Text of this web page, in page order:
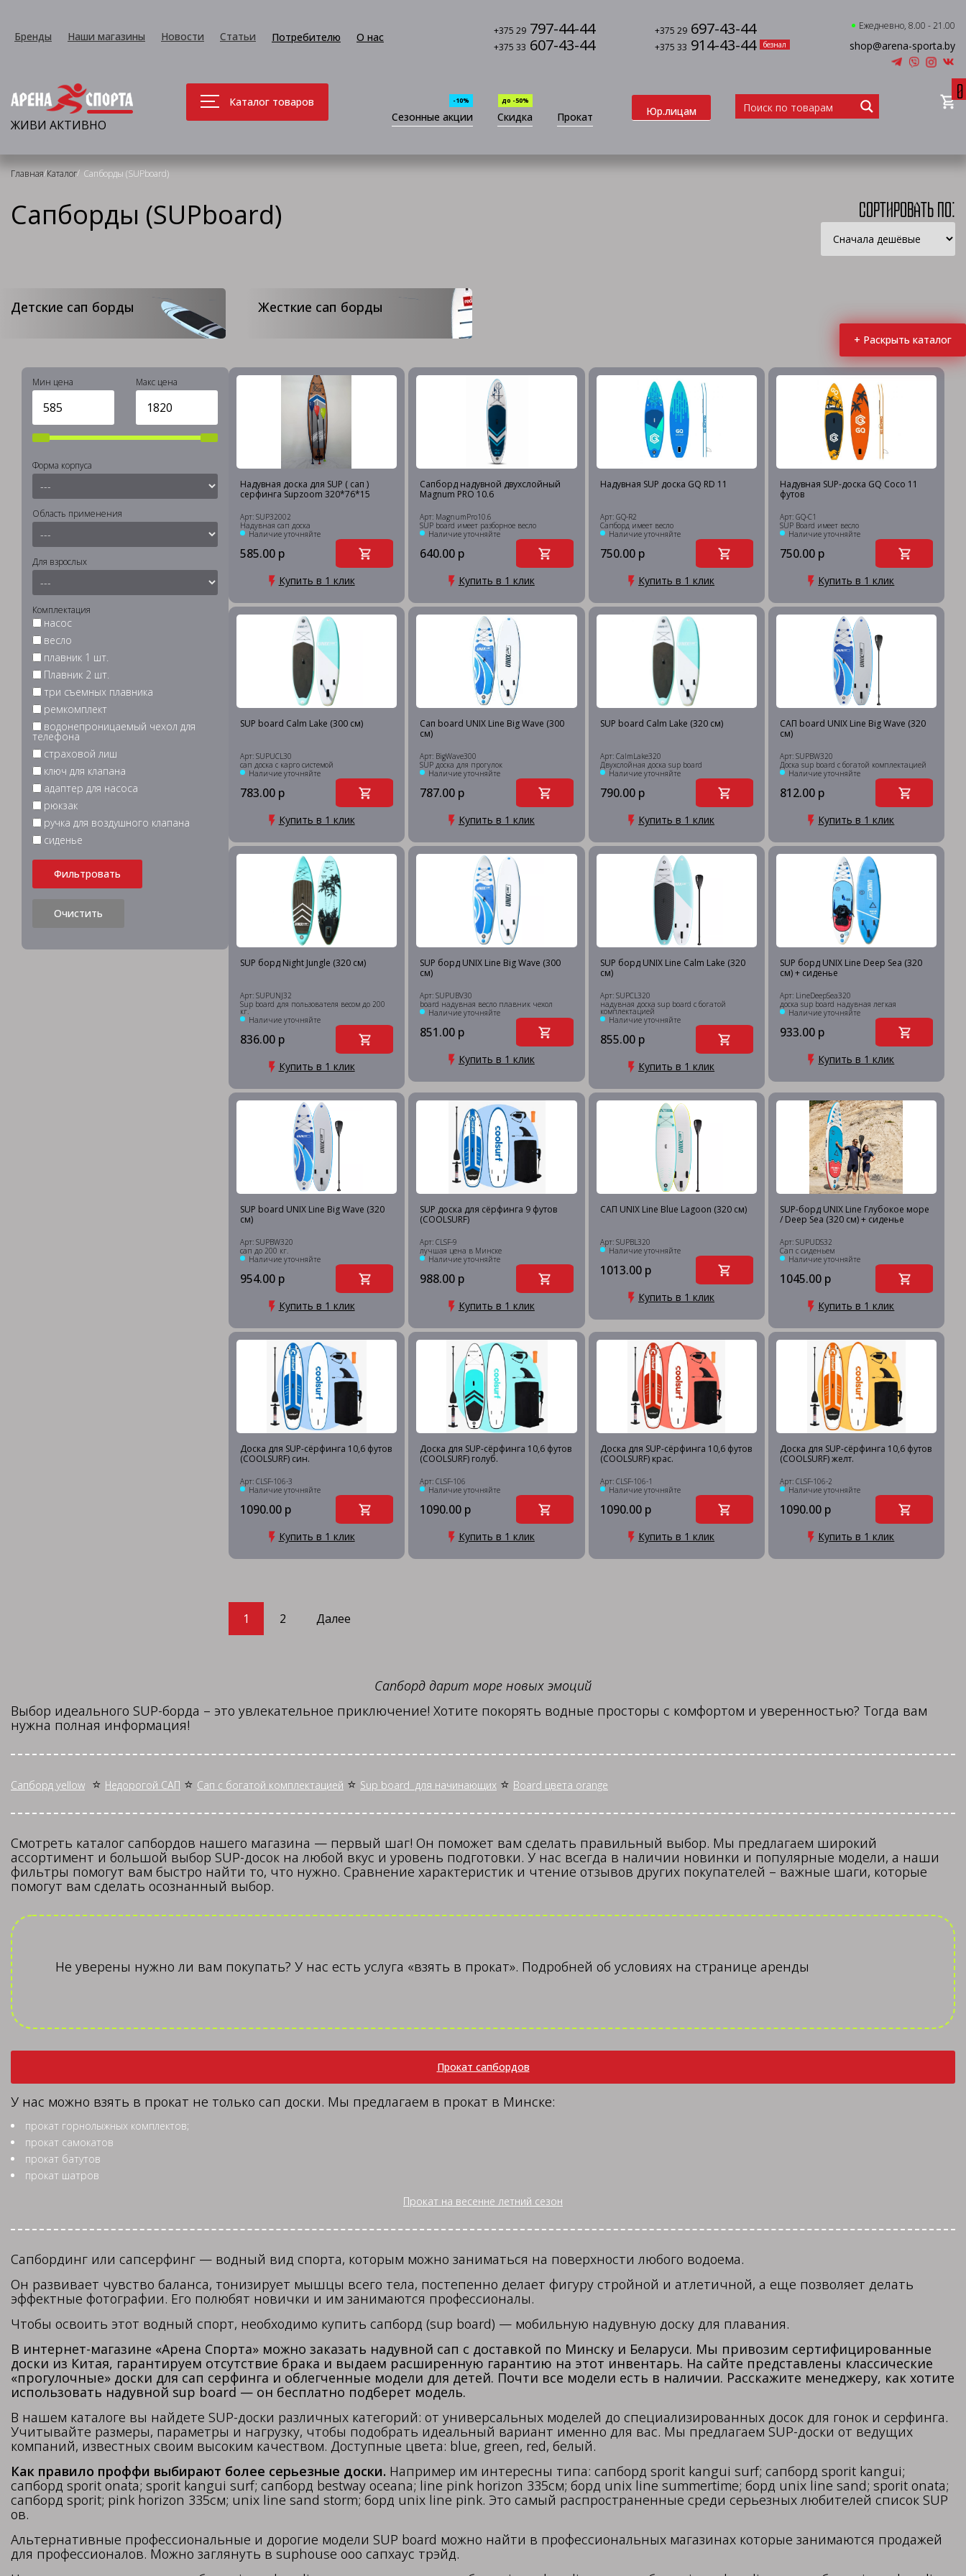
Бренды Наши магазины Новости Статьи Потребителю О нас +375 29 797-44-44 +375 29 697-43-44
+375 33 607-43-44 +375 33 914-43-44 безнал
Ежедневно, 8.00 - 21.00
shop@arena-sporta.by
ЖИВИ АКТИВНО
Каталог товаров
Сезонные акции
-10%
Скидка
до -50%
Прокат Юр.лицам
0
Главная/Каталог/ Сапборды (SUPboard)
Сапборды (SUPboard) Сортировать по:
Детские сап борды Жесткие сап борды
+ Раскрыть каталог
Мин цена Макс цена
Форма корпуса
Область применения
Для взрослых
Комплектация
насос
весло
плавник 1 шт.
Плавник 2 шт.
три съемных плавника
ремкомплект
водонепроницаемый чехол для
телефона
страховой лиш
ключ для клапана
адаптер для насоса
рюкзак
ручка для воздушного клапана
сиденье
Фильтровать
Очистить
Надувная доска для SUP ( сап )
серфинга Supzoom 320*76*15
Арт: SUP32002
Надувная сап доска
Наличие уточняйте
585.00 р
Купить в 1 клик
Сапборд надувной двухслойный
Magnum PRO 10.6
Арт: MagnumPro10.6
SUP board имеет разборное весло
Наличие уточняйте
640.00 р
Купить в 1 клик
Надувная SUP доска GQ RD 11
Арт: GQ-R2
Сапборд имеет весло
Наличие уточняйте
750.00 р
Купить в 1 клик
Надувная SUP-доска GQ Coco 11
футов
Арт: GQ-C1
SUP Board имеет весло
Наличие уточняйте
750.00 р
Купить в 1 клик
SUP board Calm Lake (300 см)
Арт: SUPUCL30
сап доска с карго системой
Наличие уточняйте
783.00 р
Купить в 1 клик
Сап board UNIX Line Big Wave (300
см)
Арт: BigWave300
SUP доска для прогулок
Наличие уточняйте
787.00 р
Купить в 1 клик
SUP board Calm Lake (320 см)
Арт: CalmLake320
Двухслойная доска sup board
Наличие уточняйте
790.00 р
Купить в 1 клик
САП board UNIX Line Big Wave (320
см)
Арт: SUPBW320
Доска sup board с богатой комплектацией
Наличие уточняйте
812.00 р
Купить в 1 клик
SUP борд Night Jungle (320 см)
Арт: SUPUNJ32
Sup board для пользователя весом до 200
кг.
Наличие уточняйте
836.00 р
Купить в 1 клик
SUP борд UNIX Line Big Wave (300
см)
Арт: SUPUBV30
board надувная весло плавник чехол
Наличие уточняйте
851.00 р
Купить в 1 клик
SUP борд UNIX Line Calm Lake (320
см)
Арт: SUPCL320
надувная доска sup board с богатой
комплектацией
Наличие уточняйте
855.00 р
Купить в 1 клик
SUP борд UNIX Line Deep Sea (320
см) + сиденье
Арт: LineDeepSea320
доска sup board надувная легкая
Наличие уточняйте
933.00 р
Купить в 1 клик
SUP board UNIX Line Big Wave (320
см)
Арт: SUPBW320
сап до 200 кг.
Наличие уточняйте
954.00 р
Купить в 1 клик
SUP доска для сёрфинга 9 футов
(COOLSURF)
Арт: CLSF-9
лучшая цена в Минске
Наличие уточняйте
988.00 р
Купить в 1 клик
САП UNIX Line Blue Lagoon (320 см)
Арт: SUPBL320
Наличие уточняйте
1013.00 р
Купить в 1 клик
SUP-борд UNIX Line Глубокое море
/ Deep Sea (320 см) + сиденье
Арт: SUPUDS32
Сап с сиденьем
Наличие уточняйте
1045.00 р
Купить в 1 клик
Доска для SUP-сёрфинга 10,6 футов
(COOLSURF) син.
Арт: CLSF-106-3
Наличие уточняйте
1090.00 р
Купить в 1 клик
Доска для SUP-сёрфинга 10,6 футов
(COOLSURF) голуб.
Арт: CLSF-106
Наличие уточняйте
1090.00 р
Купить в 1 клик
Доска для SUP-сёрфинга 10,6 футов
(COOLSURF) крас.
Арт: CLSF-106-1
Наличие уточняйте
1090.00 р
Купить в 1 клик
Доска для SUP-сёрфинга 10,6 футов
(COOLSURF) желт.
Арт: CLSF-106-2
Наличие уточняйте
1090.00 р
Купить в 1 клик
1 2 Далее
Сапборд дарит море новых эмоций
Выбор идеального SUP-борда – это увлекательное приключение! Хотите покорять водные просторы с комфортом и уверенностью? Тогда вам
нужна полная информация!
Сапборд yellow ⭐ Недорогой САП ⭐ Сап с богатой комплектацией ⭐ Sup board для начинающих ⭐ Board цвета orange
Смотреть каталог сапбордов нашего магазина — первый шаг! Он поможет вам сделать правильный выбор. Мы предлагаем широкий
ассортимент и большой выбор SUP-досок на любой вкус и уровень подготовки. У нас всегда в наличии новинки и популярные модели, а наши
фильтры помогут вам быстро найти то, что нужно. Сравнение характеристик и чтение отзывов других покупателей – важные шаги, которые
помогут вам сделать осознанный выбор.
Не уверены нужно ли вам покупать? У нас есть услуга «взять в прокат». Подробней об условиях на странице аренды
Прокат сапбордов
У нас можно взять в прокат не только сап доски. Мы предлагаем в прокат в Минске:
прокат горнолыжных комплектов;
прокат самокатов
прокат батутов
прокат шатров
Прокат на весенне летний сезон
Сапбординг или сапсерфинг — водный вид спорта, которым можно заниматься на поверхности любого водоема.
Он развивает чувство баланса, тонизирует мышцы всего тела, постепенно делает фигуру стройной и атлетичной, а еще позволяет делать
эффектные фотографии. Его полюбят новички и им занимаются профессионалы.
Чтобы освоить этот водный спорт, необходимо купить сапборд (sup board) — мобильную надувную доску для плавания.
В интернет-магазине «Арена Спорта» можно заказать надувной сап с доставкой по Минску и Беларуси. Мы привозим сертифицированные
доски из Китая, гарантируем отсутствие брака и выдаем расширенную гарантию на этот инвентарь. На сайте представлены классические
«прогулочные» доски для сап серфинга и облегченные модели для детей. Почти все модели есть в наличии. Расскажите менеджеру, как хотите
использовать надувной sup board — он бесплатно подберет модель.
В нашем каталоге вы найдете SUP-доски различных категорий: от универсальных моделей до специализированных досок для гонок и серфинга.
Учитывайте размеры, параметры и нагрузку, чтобы подобрать идеальный вариант именно для вас. Мы предлагаем SUP-доски от ведущих
компаний, известных своим высоким качеством. Доступные цвета: blue, green, red, белый.
Как правило проффи выбирают более серьезные доски. Например им интересны типа: сапборд sporit kangui surf; сапборд sporit kangui;
сапборд sporit onata; sporit kangui surf; сапборд bestway oceana; line pink horizon 335см; борд unix line summertime; борд unix line sand; sporit onata;
сапборд sporit; pink horizon 335см; unix line sand storm; борд unix line pink. Это самый распространенные среди серьезных любителей список SUP
ов.
Альтернативные профессиональные и дорогие модели SUP board можно найти в профессиональных магазинах которые занимаются продажей
для профессионалов. Можно заглянуть в suphouse ооо сапхаус трэйд.